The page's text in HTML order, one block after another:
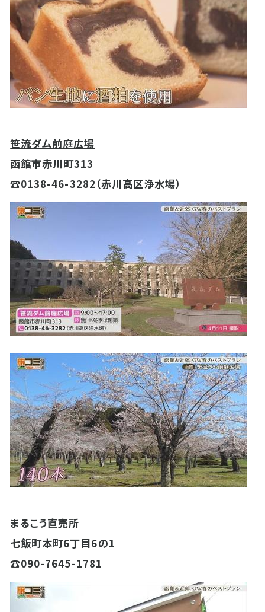
笹流ダム前庭広場
函館市赤川町313
☎0138-46-3282（赤川高区浄水場）
まるこう直売所
七飯町本町6丁目6の1
☎090-7645-1781